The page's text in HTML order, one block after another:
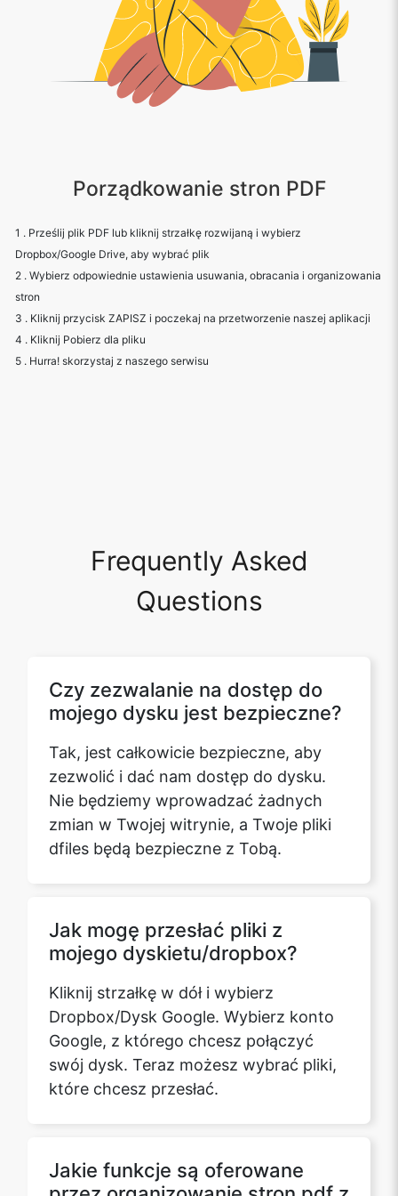
Porządkowanie stron PDF
Frequently Asked
Questions
Czy zezwalanie na dostęp do
mojego dysku jest bezpieczne?
Tak, jest całkowicie bezpieczne, aby
zezwolić i dać nam dostęp do dysku.
Nie będziemy wprowadzać żadnych
zmian w Twojej witrynie, a Twoje pliki
dfiles będą bezpieczne z Tobą.
Jak mogę przesłać pliki z
mojego dyskietu/dropbox?
Kliknij strzałkę w dół i wybierz
Dropbox/Dysk Google. Wybierz konto
Google, z którego chcesz połączyć
swój dysk. Teraz możesz wybrać pliki,
które chcesz przesłać.
Jakie funkcje są oferowane
przez organizowanie stron pdf z